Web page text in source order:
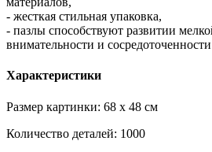
- жесткая стильная упаковка,
- пазлы способствуют развитии
внимательности и
Характеристики
Размер картинки: 68 x 48 см
Количество деталей: 1000